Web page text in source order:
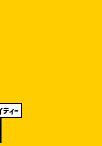
ィー